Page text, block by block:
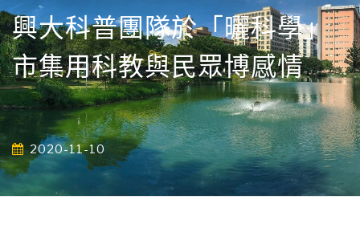
興大科普團隊於「曬科學」
市集用科教與民眾博感情
2020-11-10